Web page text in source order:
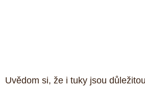
Uvědom si, že i tuky jsou